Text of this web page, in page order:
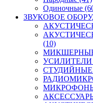
Одиночные
ЗВУКОВОЕ
(10)
МИКШЕРНЫЕ